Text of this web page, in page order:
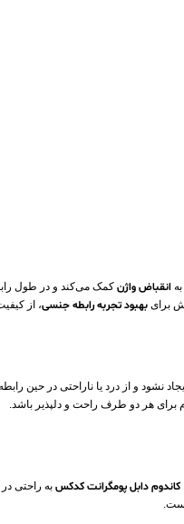
انقباض واژن کمک می‌کند و در طول
برای بهبود تجربه رابطه جنسی، از
و از درد یا ناراحتی در حین
برای هر دو طرف راحت و دلپذیر باشد.
کاندوم دابل پومگرانت کدکس به راحتی